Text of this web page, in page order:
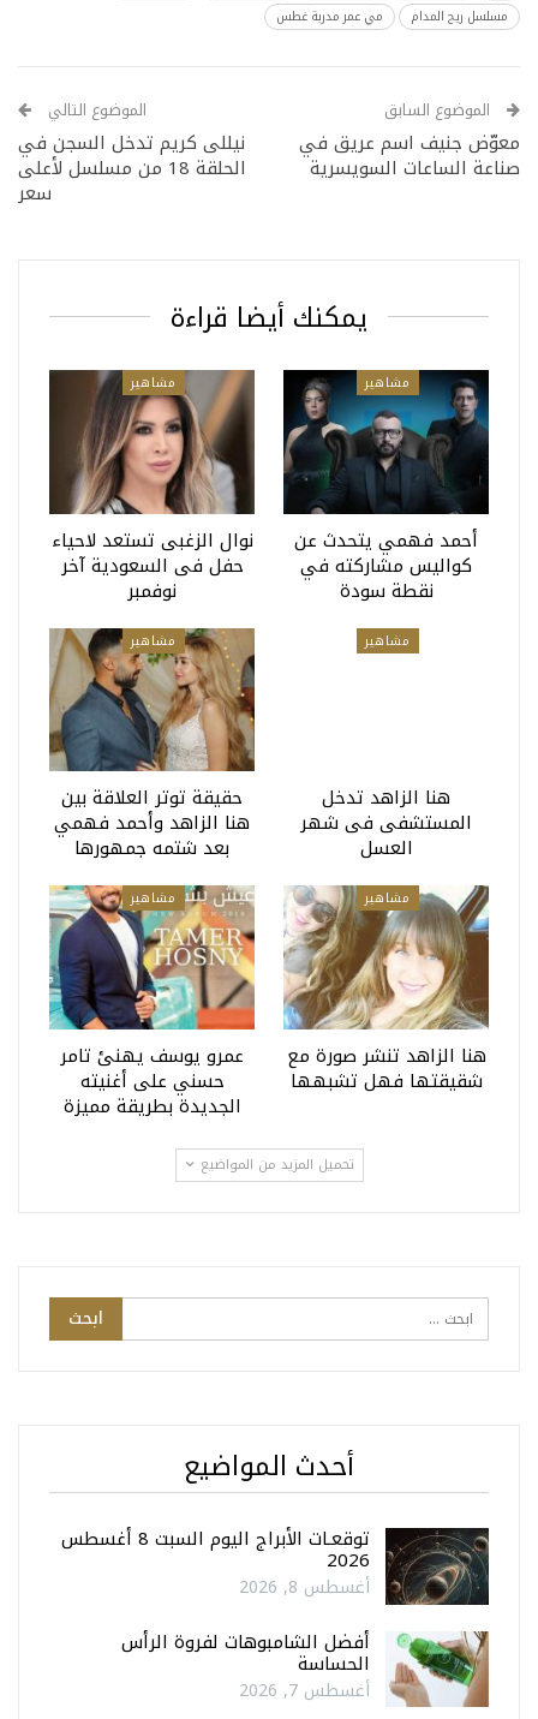
مسلسل ريح المدام
مي عمر مدربة غطس
الموضوع السابق
معوّض جنيف اسم عريق في
صناعة الساعات السويسرية
الموضوع التالي
نيللى كريم تدخل السجن في
الحلقة 18 من مسلسل لأعلى
سعر
يمكنك أيضا قراءة
مشاهير
أحمد فهمي يتحدث عن
كواليس مشاركته في
نقطة سودة
مشاهير
نوال الزغبى تستعد لاحياء
حفل فى السعودية آخر
نوفمبر
مشاهير
هنا الزاهد تدخل
المستشفى فى شهر
العسل
مشاهير
حقيقة توتر العلاقة بين
هنا الزاهد وأحمد فهمي
بعد شتمه جمهورها
مشاهير
هنا الزاهد تنشر صورة مع
شقيقتها فهل تشبهها
مشاهير
عمرو يوسف يهنئ تامر
حسني على أغنيته
الجديدة بطريقة مميزة
تحميل المزيد من المواضيع
أحدث المواضيع
توقعـات الأبراج اليوم السبت 8 أغسطس
2026
أغسطس 8, 2026
أفضل الشامبوهات لفروة الرأس
الحساسة
أغسطس 7, 2026